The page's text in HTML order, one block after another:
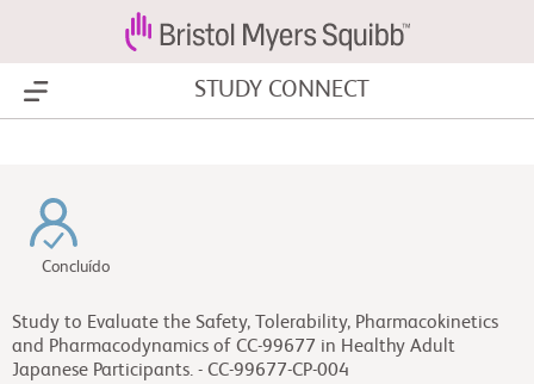
Show Menu STUDY CONNECT
Concluído
Study to Evaluate the Safety, Tolerability, Pharmacokinetics
and Pharmacodynamics of CC-99677 in Healthy Adult
Japanese Participants. - CC-99677-CP-004